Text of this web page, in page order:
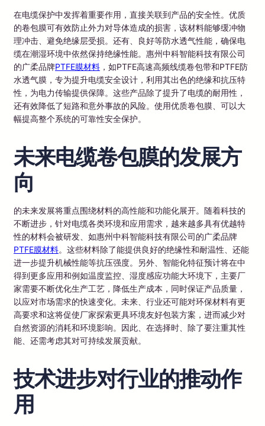
在电缆保护中发挥着重要作用，直接关联到产品的安全性。优质
的卷包膜可有效防止外力对导体造成的损害，该材料能够缓冲物
理冲击、避免绝缘层受损。还有、良好等防水透气性能，确保电
缆在潮湿环境中依然保持绝缘性能。惠州中科智能科技有限公司
的广柔品牌PTFE膜材料 ，如PTFE高速高频线缆卷包带和PTFE防
水透气膜，专为提升电缆安全设计，利用其出色的绝缘和抗压特
性，为电力传输提供保障。这些产品除了提升了电缆的耐用性，
还有效降低了短路和意外事故的风险。使用优质卷包膜、可以大
幅提高整个系统的可靠性安全保护。
未来电缆卷包膜的发展方
向
的未来发展将重点围绕材料的高性能和功能化展开。随着科技的
不断进步，针对电缆各类环境和应用需求，越来越多具有优越特
性的材料会被研发、如惠州中科智能科技有限公司的广柔品牌
PTFE膜材料。这些材料除了能提供良好的绝缘性和耐温性、还能
进一步提升机械性能等抗压强度。另外、智能化特征预计将在中
得到更多应用和例如温度监控、湿度感应功能大环境下，主要厂
家需要不断优化生产工艺，降低生产成本，同时保证产品质量，
以应对市场需求的快速变化。未来、行业还可能对环保材料有更
高要求和这将促使厂家探索更具环境友好包装方案，进而减少对
自然资源的消耗和环境影响。因此、在选择时、除了要注重其性
能、还需考虑其对可持续发展贡献。
技术进步对行业的推动作
用